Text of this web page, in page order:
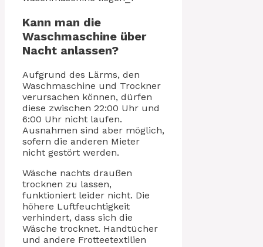
Kann man die
Waschmaschine über
Nacht anlassen?
Aufgrund des Lärms, den
Waschmaschine und Trockner
verursachen können, dürfen
diese zwischen 22:00 Uhr und
6:00 Uhr nicht laufen.
Ausnahmen sind aber möglich,
sofern die anderen Mieter
nicht gestört werden.
Wäsche nachts draußen
trocknen zu lassen,
funktioniert leider nicht. Die
höhere Luftfeuchtigkeit
verhindert, dass sich die
Wäsche trocknet. Handtücher
und andere Frotteetextilien